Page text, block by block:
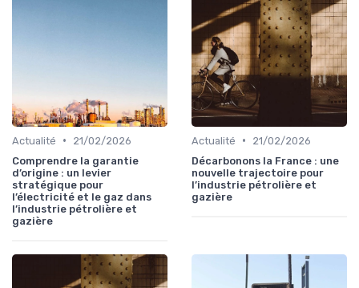
Actualité •
21/02/2026
Comprendre la garantie
d’origine : un levier
stratégique pour
l’électricité et le gaz dans
l’industrie pétrolière et
gazière
Actualité •
21/02/2026
Décarbonons la France : une
nouvelle trajectoire pour
l’industrie pétrolière et
gazière